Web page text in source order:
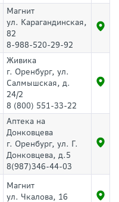
Магнит
ул. Карагандинская,
82
8-988-520-29-92
Живика
г. Оренбург, ул.
Салмышская, д.
24/2
8 (800) 551-33-22
Аптека на
Донковцева
г. Оренбург, ул. Г.
Донковцева, д.5
8(987)346-44-03
Магнит
ул. Чкалова, 16